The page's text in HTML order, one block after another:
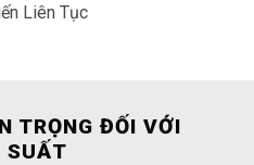
Liên Tục
TRỌNG ĐỐI VỚI
SUẤT